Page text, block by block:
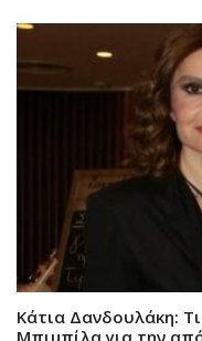
Κάτια Δανδουλάκη:
Μπιμπίλα για την